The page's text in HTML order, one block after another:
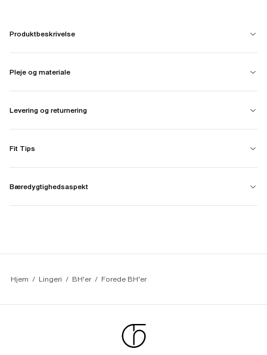
Produktbeskrivelse
Pleje og materiale
Levering og returnering
Fit Tips
Bæredygtighedsaspekt
Hjem Lingeri BH'er Forede BH'er